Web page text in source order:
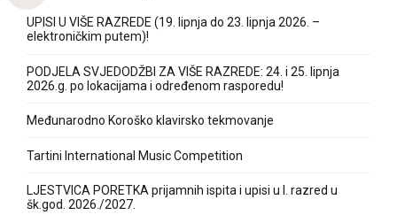
UPISI U VIŠE RAZREDE (19. lipnja do 23. lipnja 2026. –
elektroničkim putem)!
PODJELA SVJEDODŽBI ZA VIŠE RAZREDE: 24. i 25. lipnja
2026.g. po lokacijama i određenom rasporedu!
Međunarodno Koroško klavirsko tekmovanje
Tartini International Music Competition
LJESTVICA PORETKA prijamnih ispita i upisi u I. razred u
šk.god. 2026./2027.